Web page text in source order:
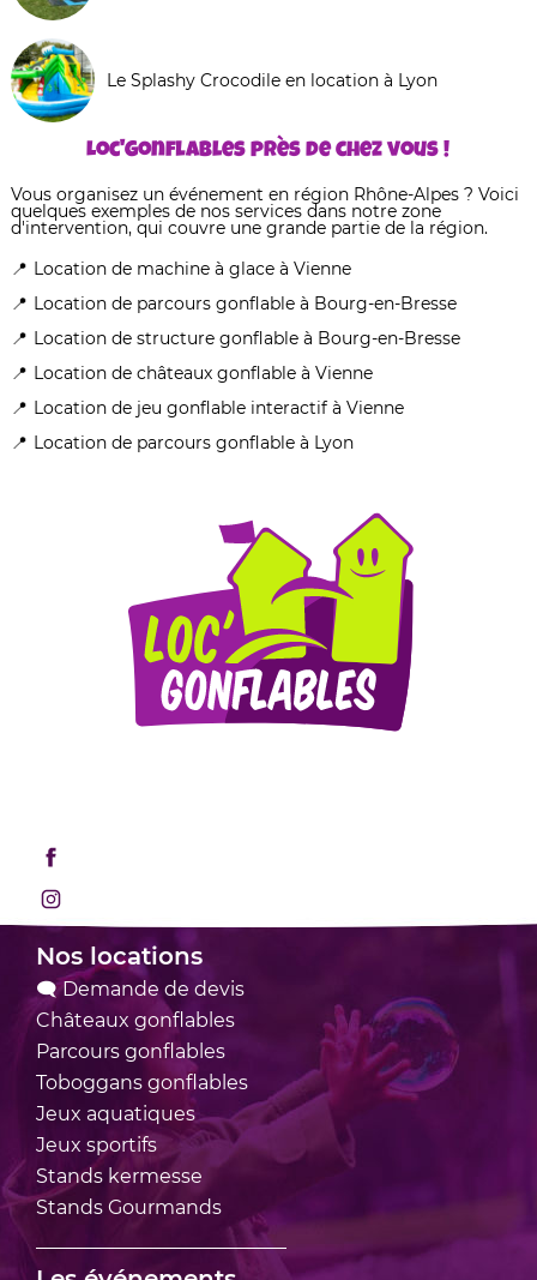
Le Splashy Crocodile en location à Lyon
Loc'Gonflables près de chez vous !
Vous organisez un événement en région Rhône-Alpes ? Voici
quelques exemples de nos services dans notre zone
d'intervention, qui couvre une grande partie de la région.
Location de machine à glace à Vienne
Location de parcours gonflable à Bourg-en-Bresse
Location de structure gonflable à Bourg-en-Bresse
Location de châteaux gonflable à Vienne
Location de jeu gonflable interactif à Vienne
Location de parcours gonflable à Lyon
Nos locations
🗨 Demande de devis
Châteaux gonflables
Parcours gonflables
Toboggans gonflables
Jeux aquatiques
Jeux sportifs
Stands kermesse
Stands Gourmands